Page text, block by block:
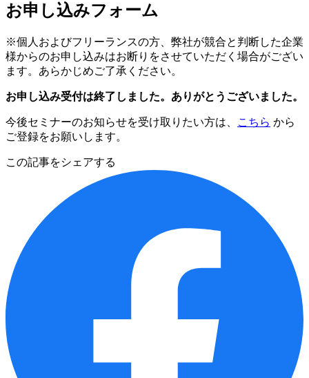
お申し込みフォーム
※個人およびフリーランスの方、弊社が競合と判断した企業
様からのお申し込みはお断りをさせていただく場合がござい
ます。あらかじめご了承ください。
お申し込み受付は終了しました。ありがとうございました。
今後セミナーのお知らせを受け取りたい方は、 こちら から
ご登録をお願いします。
この記事をシェアする